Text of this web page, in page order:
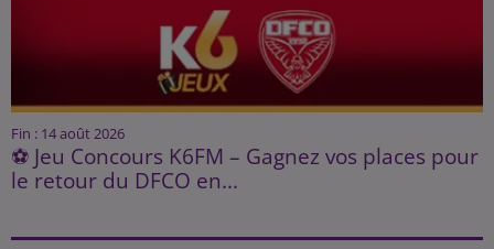
Fin : 14 août 2026
⚽ Jeu Concours K6FM – Gagnez vos places pour
le retour du DFCO en...